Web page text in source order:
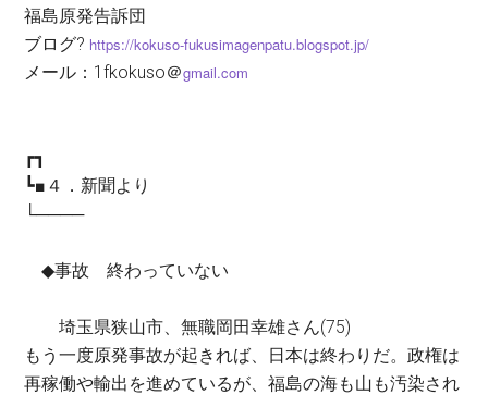
福島原発告訴団
ブログ? https://kokuso-fukusimagenpatu.blogspot.jp/
メール：1fkokuso＠gmail.com
┏┓
┗■４．新聞より
└────
◆事故 終わっていない
埼玉県狭山市、無職岡田幸雄さん(75)
もう一度原発事故が起きれば、日本は終わりだ。政権は
再稼働や輸出を進めているが、福島の海も山も汚染され